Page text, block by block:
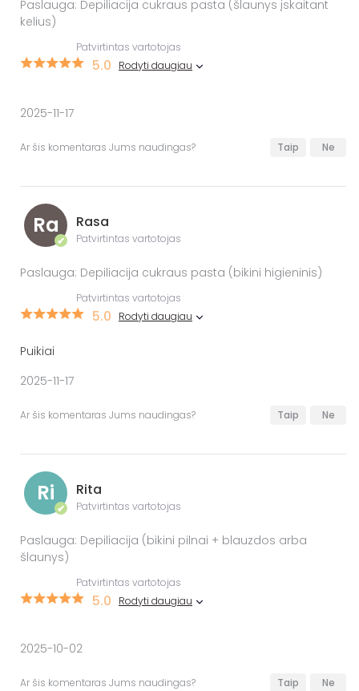
Paslauga: Depiliacija cukraus pasta (šlaunys įskaitant
kelius)
Patvirtintas vartotojas
5.0 Rodyti daugiau
2025-11-17
Ar šis komentaras Jums naudingas? Taip Ne
Ra
✔
Rasa
Patvirtintas vartotojas
Paslauga: Depiliacija cukraus pasta (bikini higieninis)
Patvirtintas vartotojas
5.0 Rodyti daugiau
Puikiai
2025-11-17
Ar šis komentaras Jums naudingas? Taip Ne
Ri
✔
Rita
Patvirtintas vartotojas
Paslauga: Depiliacija (bikini pilnai + blauzdos arba
šlaunys)
Patvirtintas vartotojas
5.0 Rodyti daugiau
2025-10-02
Ar šis komentaras Jums naudingas? Taip Ne